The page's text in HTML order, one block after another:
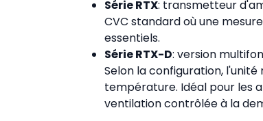
Série RTX: transmetteur
CVC standard où une
essentiels.
Série RTX-D: version
Selon la configuration, l'unité
température. Idéal pour les
ventilation contrôlée à la